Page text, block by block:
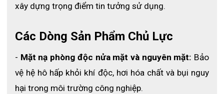
xây dựng trọng điểm tin tưởng sử dụng.
Các Dòng Sản Phẩm Chủ Lực
- Mặt nạ phòng độc nửa mặt và nguyên mặt: Bảo
vệ hệ hô hấp khỏi khí độc, hơi hóa chất và bụi nguy
hại trong môi trường công nghiệp.